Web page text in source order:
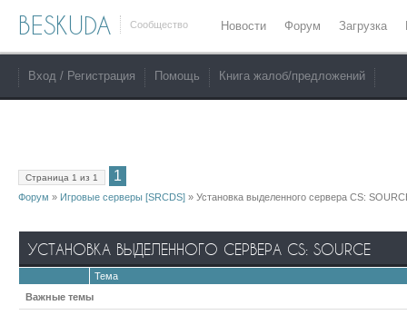
BESKUDA Сообщество Новости Форум Загрузка
Вход / Регистрация Помощь Книга жалоб/предложений
Страница 1 из 1 1
Форум » Игровые серверы [SRCDS] » Установка выделенного сервера CS:
УСТАНОВКА ВЫДЕЛЕННОГО СЕРВЕРА CS: SOURCE
Тема
Важные темы